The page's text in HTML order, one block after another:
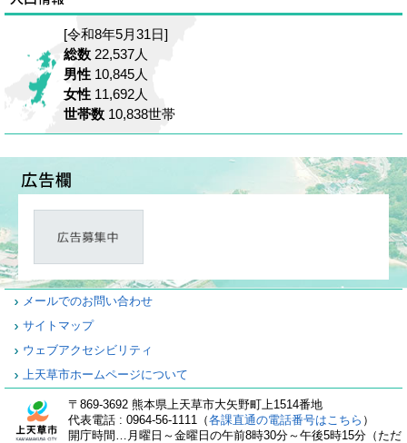
[令和8年5月31日]
総数 22,537人
男性 10,845人
女性 11,692人
世帯数 10,838世帯
メールでのお問い合わせ
サイトマップ
ウェブアクセシビリティ
上天草市ホームページについて
〒869-3692 熊本県上天草市大矢野町上1514番地
代表電話 : 0964-56-1111（各課直通の電話番号はこちら ）
開庁時間…月曜日～金曜日の午前8時30分～午後5時15分（ただ